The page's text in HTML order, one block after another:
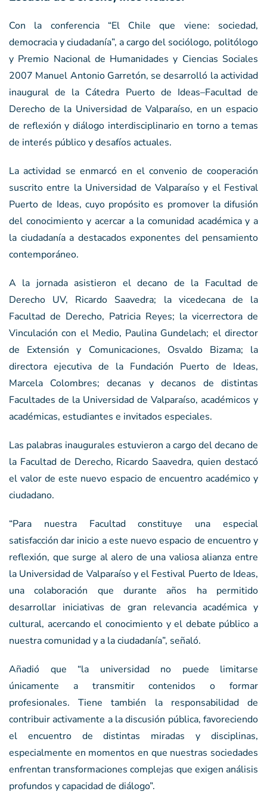
Con la conferencia “El Chile que viene: sociedad,
democracia y ciudadanía”, a cargo del sociólogo, politólogo
y Premio Nacional de Humanidades y Ciencias Sociales
2007 Manuel Antonio Garretón, se desarrolló la actividad
inaugural de la Cátedra Puerto de Ideas–Facultad de
Derecho de la Universidad de Valparaíso, en un espacio
de reflexión y diálogo interdisciplinario en torno a temas
de interés público y desafíos actuales.
La actividad se enmarcó en el convenio de cooperación
suscrito entre la Universidad de Valparaíso y el Festival
Puerto de Ideas, cuyo propósito es promover la difusión
del conocimiento y acercar a la comunidad académica y a
la ciudadanía a destacados exponentes del pensamiento
contemporáneo.
A la jornada asistieron el decano de la Facultad de
Derecho UV, Ricardo Saavedra; la vicedecana de la
Facultad de Derecho, Patricia Reyes; la vicerrectora de
Vinculación con el Medio, Paulina Gundelach; el director
de Extensión y Comunicaciones, Osvaldo Bizama; la
directora ejecutiva de la Fundación Puerto de Ideas,
Marcela Colombres; decanas y decanos de distintas
Facultades de la Universidad de Valparaíso, académicos y
académicas, estudiantes e invitados especiales.
Las palabras inaugurales estuvieron a cargo del decano de
la Facultad de Derecho, Ricardo Saavedra, quien destacó
el valor de este nuevo espacio de encuentro académico y
ciudadano.
“Para nuestra Facultad constituye una especial
satisfacción dar inicio a este nuevo espacio de encuentro y
reflexión, que surge al alero de una valiosa alianza entre
la Universidad de Valparaíso y el Festival Puerto de Ideas,
una colaboración que durante años ha permitido
desarrollar iniciativas de gran relevancia académica y
cultural, acercando el conocimiento y el debate público a
nuestra comunidad y a la ciudadanía”, señaló.
Añadió que “la universidad no puede limitarse
únicamente a transmitir contenidos o formar
profesionales. Tiene también la responsabilidad de
contribuir activamente a la discusión pública, favoreciendo
el encuentro de distintas miradas y disciplinas,
especialmente en momentos en que nuestras sociedades
enfrentan transformaciones complejas que exigen análisis
profundos y capacidad de diálogo”.